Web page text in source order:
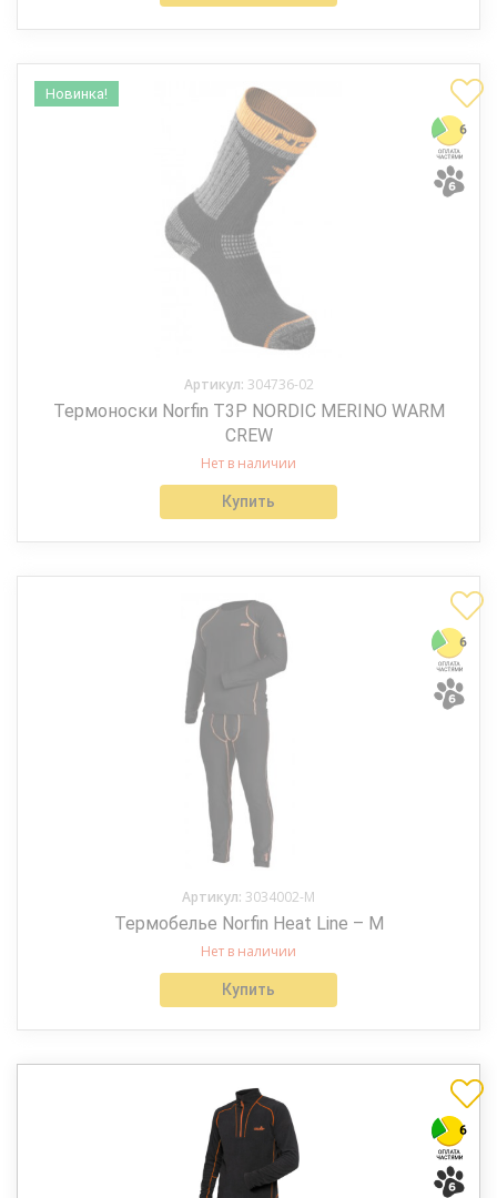
Новинка!
Артикул: 304736-02
Термоноски Norfin T3P NORDIC MERINO WARM
CREW
Нет в наличии
Купить
Артикул: 3034002-M
Термобелье Norfin Heat Line – M
Нет в наличии
Купить